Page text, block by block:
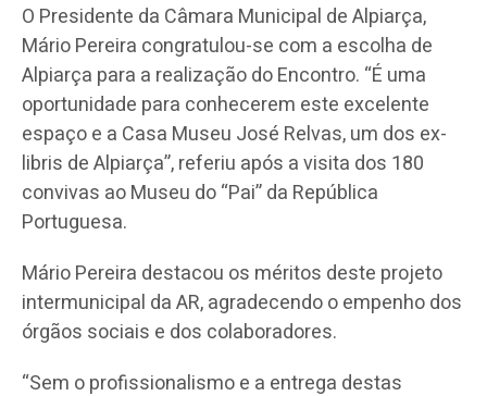
O Presidente da Câmara Municipal de Alpiarça,
Mário Pereira congratulou-se com a escolha de
Alpiarça para a realização do Encontro. “É uma
oportunidade para conhecerem este excelente
espaço e a Casa Museu José Relvas, um dos ex-
libris de Alpiarça”, referiu após a visita dos 180
convivas ao Museu do “Pai” da República
Portuguesa.
Mário Pereira destacou os méritos deste projeto
intermunicipal da AR, agradecendo o empenho dos
órgãos sociais e dos colaboradores.
“Sem o profissionalismo e a entrega destas